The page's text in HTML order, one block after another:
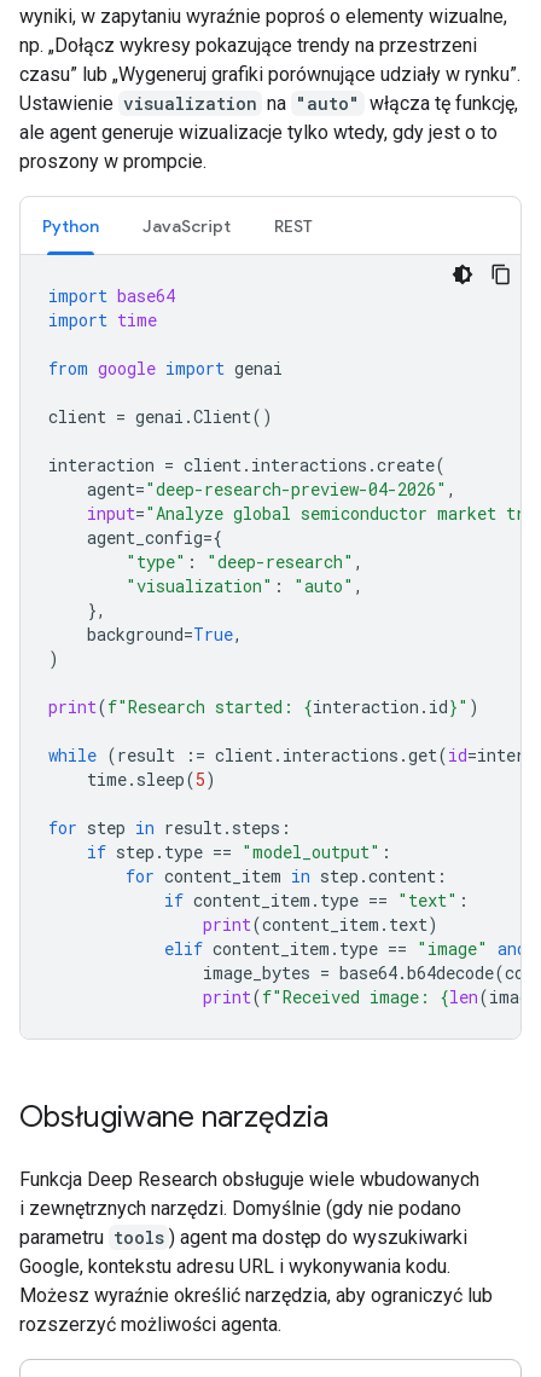
wyniki, w zapytaniu wyraźnie poproś o elementy wizualne,
np. „Dołącz wykresy pokazujące trendy na przestrzeni
czasu” lub „Wygeneruj grafiki porównujące udziały w rynku”.
Ustawienie visualization na "auto" włącza tę funkcję,
ale agent generuje wizualizacje tylko wtedy, gdy jest o to
proszony w prompcie.
Python JavaScript REST
import base64
import time
from google import genai
client = genai .Client()
interaction = client. interactions .create(
agent="deep-research-preview-04-2026" ,
input="Analyze global semiconductor market
agent_config={
"type" : "deep-research" ,
"visualization" : "auto" ,
},
background=True,
)
print(f"Research started: {interaction . id}" )
while (result := client. interactions .get(id=
time. sleep(5)
for step in result. steps :
if step . type == "model_output" :
for content_item in step .content :
if content_item . type == "text" :
print(content_item . text)
elif content_item . type == "image" and
image_bytes = base64.b64decode(
print(f"Received image: {len(
Obsługiwane narzędzia
Funkcja Deep Research obsługuje wiele wbudowanych
i zewnętrznych narzędzi. Domyślnie (gdy nie podano
parametru tools ) agent ma dostęp do wyszukiwarki
Google, kontekstu adresu URL i wykonywania kodu.
Możesz wyraźnie określić narzędzia, aby ograniczyć lub
rozszerzyć możliwości agenta.